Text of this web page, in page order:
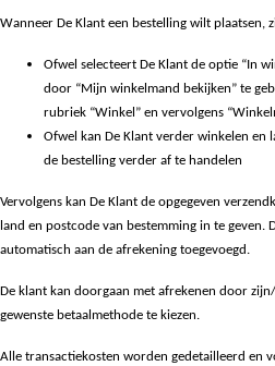
Wanneer De Klant een bestelling wilt plaatsen,
Ofwel selecteert De Klant de optie “In
door “Mijn winkelmand bekijken” te
rubriek “Winkel” en vervolgens
Ofwel kan De Klant verder winkelen en
de bestelling verder af te handelen
Vervolgens kan De Klant de opgegeven
land en postcode van bestemming in te geven.
automatisch aan de afrekening toegevoegd.
De klant kan doorgaan met afrekenen door
gewenste betaalmethode te kiezen.
Alle transactiekosten worden gedetailleerd en